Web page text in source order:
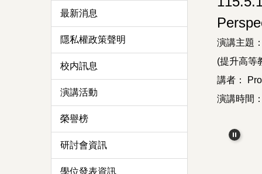
最新消息
隱私權政策聲明
校内訊息
演講活動
榮譽榜
研討會資訊
學位發表資訊
演講主題
(提升高等
講者：
演講時間